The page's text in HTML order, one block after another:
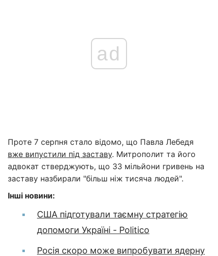
ad
Проте 7 серпня стало відомо, що Павла Лебедя
вже випустили під заставу. Митрополит та його
адвокат стверджують, що 33 мільйони гривень на
заставу назбирали "більш ніж тисяча людей".
Інші новини:
США підготували таємну стратегію
допомоги Україні - Politico
Росія скоро може випробувати ядерну